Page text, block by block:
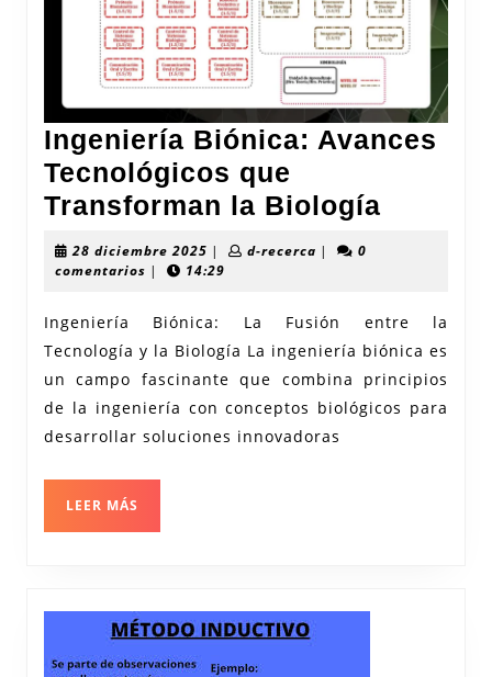
Ingeniería Biónica: Avances
Tecnológicos que
Transforman la Biología
que
la
28 diciembre 2025 28
diciembre
| d-recercad-|
0
comentarios | 14:29
Ingeniería Biónica: La Fusión entre la
Tecnología y la Biología La ingeniería biónica es
un campo fascinante que combina principios
de la ingeniería con conceptos biológicos para
desarrollar soluciones innovadoras
LEER MÁS